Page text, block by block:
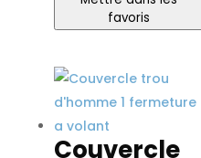
favoris
Couvercle